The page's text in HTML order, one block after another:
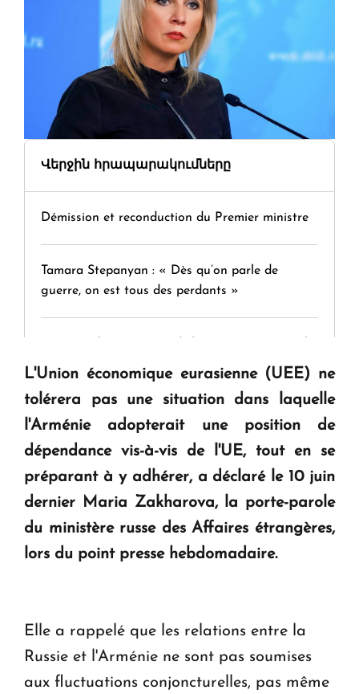
Վերջին հրապարակումները
Démission et reconduction du Premier ministre
Tamara Stepanyan : « Dès qu’on parle de
guerre, on est tous des perdants »
question d'un référendum ne se pose pas. "
KASA : 30 ans d'audace, de résilience et d'avenir
Le premier hôtel Hyatt Regency d'Arménie
ouvrira ses portes à Dilijan
L'Union économique eurasienne (UEE) ne
tolérera pas une situation dans laquelle
l'Arménie adopterait une position de
dépendance vis-à-vis de l'UE, tout en se
préparant à y adhérer, a déclaré le 10 juin
dernier Maria Zakharova, la porte-parole
du ministère russe des Affaires étrangères,
lors du point presse hebdomadaire.
Elle a rappelé que les relations entre la
Russie et l'Arménie ne sont pas soumises
aux fluctuations conjoncturelles, pas même